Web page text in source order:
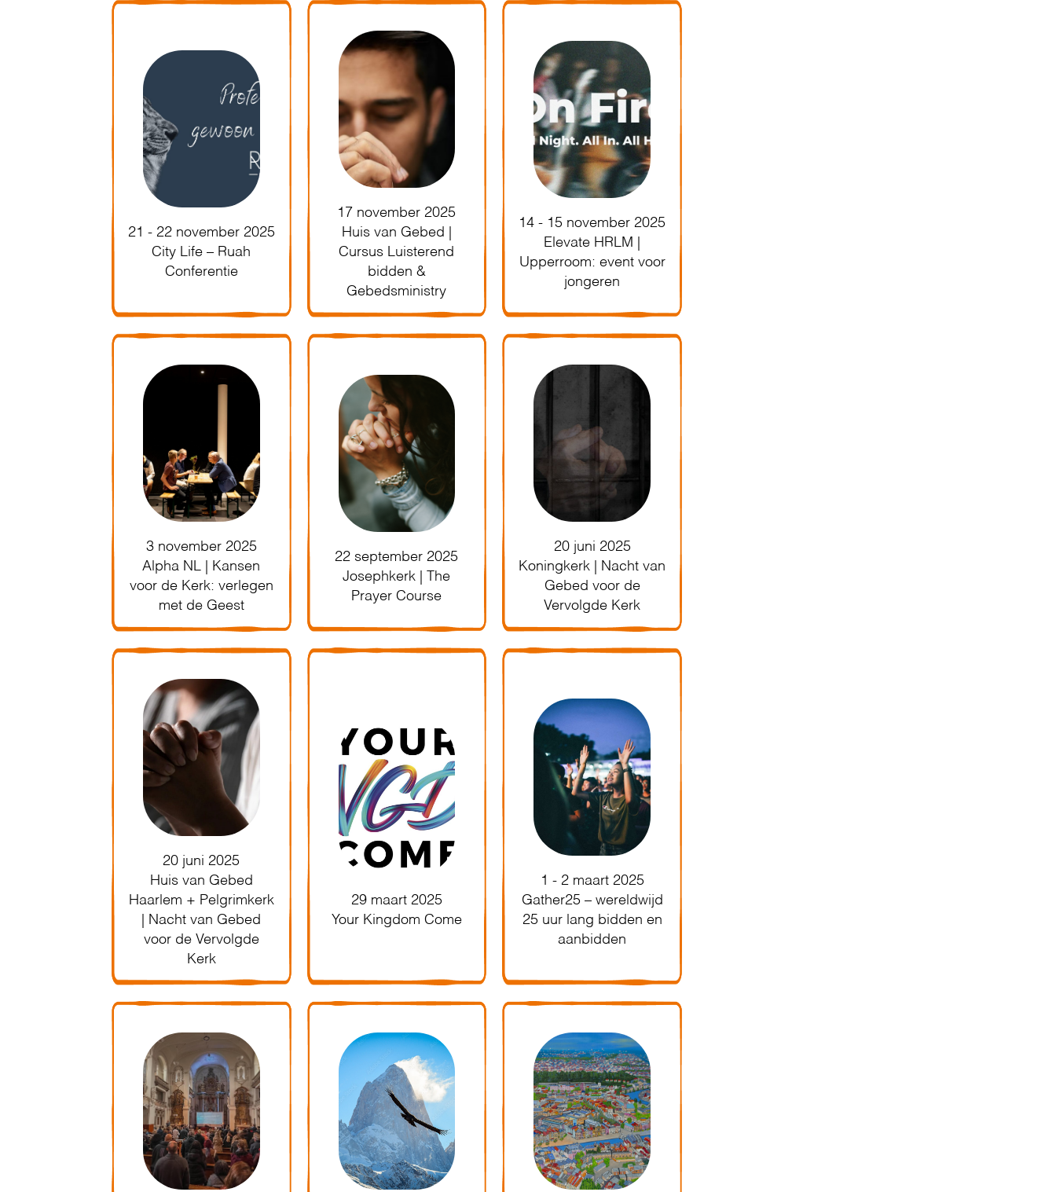
21 - 22 november 2025
City Life – Ruah
Conferentie
17 november 2025
Huis van Gebed |
Cursus Luisterend
bidden &
Gebedsministry
14 - 15 november 2025
Elevate HRLM |
Upperroom: event voor
jongeren
3 november 2025
Alpha NL | Kansen
voor de Kerk: verlegen
met de Geest
22 september 2025
Josephkerk | The
Prayer Course
20 juni 2025
Koningkerk | Nacht van
Gebed voor de
Vervolgde Kerk
20 juni 2025
Huis van Gebed
Haarlem + Pelgrimkerk
| Nacht van Gebed
voor de Vervolgde
Kerk
29 maart 2025
Your Kingdom Come
1 - 2 maart 2025
Gather25 – wereldwijd
25 uur lang bidden en
aanbidden